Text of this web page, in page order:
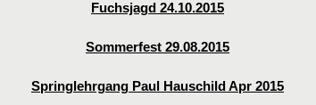
Fuchsjagd 24.10.2015
Sommerfest 29.08.2015
Springlehrgang Paul Hauschild Apr 2015